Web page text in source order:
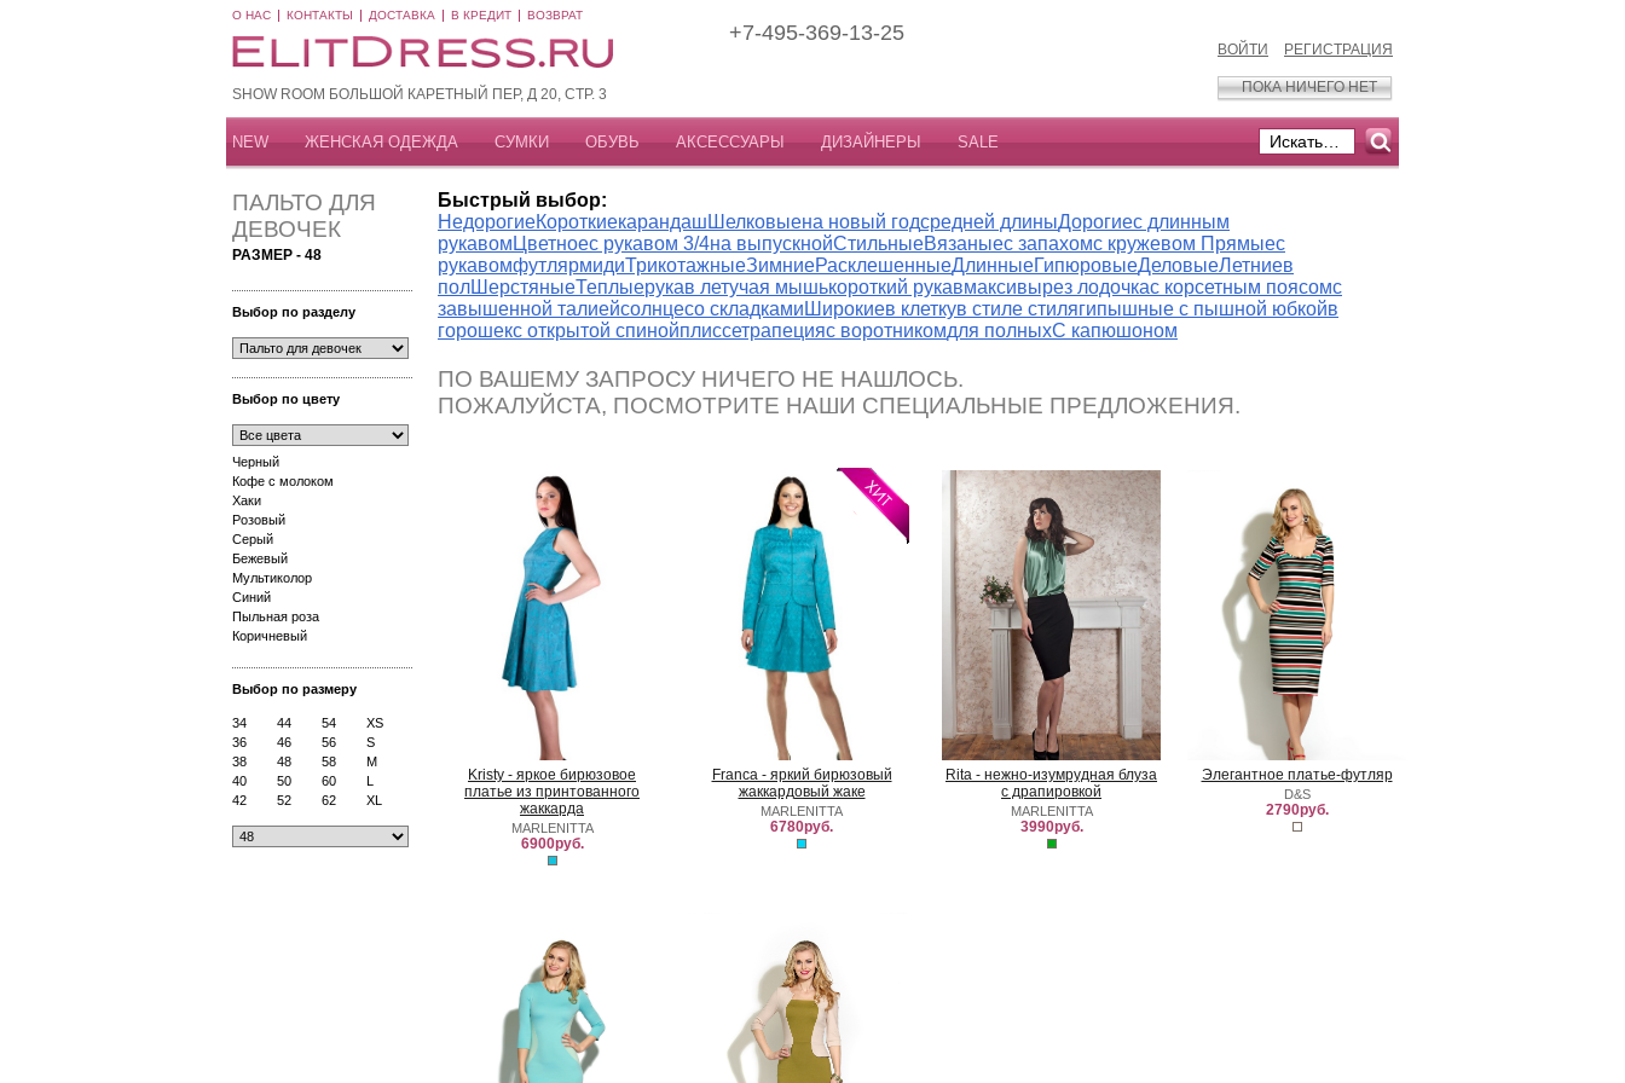
О НАС КОНТАКТЫ ДОСТАВКА В КРЕДИТ ВОЗВРАТ
SHOW ROOM БОЛЬШОЙ КАРЕТНЫЙ ПЕР, Д 20, СТР. 3
+7-495-369-13-25
ВОЙТИ РЕГИСТРАЦИЯ
ПОКА НИЧЕГО НЕТ
NEW ЖЕНСКАЯ ОДЕЖДА СУМКИ ОБУВЬ АКСЕССУАРЫ ДИЗАЙНЕРЫ SALE
ПАЛЬТО ДЛЯ
ДЕВОЧЕК
РАЗМЕР - 48
Выбор по разделу
Выбор по цвету
Черный
Кофе с молоком
Хаки
Розовый
Серый
Бежевый
Мультиколор
Синий
Пыльная роза
Коричневый
Выбор по размеру
34 44 54
XS
36
46 56
S
38
48 58
M
40
50 60
L
42
52 62 XL
Быстрый выбор:
НедорогиеКороткиекарандаш Шелковыена новый годсредней длиныДорогиес длинным
рукавом Цветноес рукавом 3/4на выпускнойСтильныеВязаныес запахомс кружевом Прямыес
рукавомфутлярмидиТрикотажныеЗимниеРасклешенныеДлинныеГипюровыеДеловыеЛетниев
полШерстяныеТеплыерукав летучая мышькороткий рукавмаксивырез лодочкас корсетным поясомс
завышенной талиейсолнцесо складками Широкиев клеткув стиле стилягипышные с пышной юбкойв
горошекс открытой спинойплиссетрапецияс воротникомдля полныхС капюшоном
ПО ВАШЕМУ ЗАПРОСУ НИЧЕГО НЕ НАШЛОСЬ.
ПОЖАЛУЙСТА, ПОСМОТРИТЕ НАШИ СПЕЦИАЛЬНЫЕ ПРЕДЛОЖЕНИЯ.
Kristy - яркое бирюзовое
платье из принтованного
жаккарда
MARLENITTA
6900руб.
Franca - яркий бирюзовый
жаккардовый жаке
MARLENITTA
6780руб.
Rita - нежно-изумрудная блуза
с драпировкой
MARLENITTA
3990руб.
Элегантное платье-футляр
D&S
2790руб.